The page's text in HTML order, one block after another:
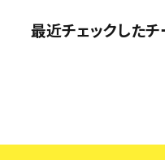
最近チェックしたチ